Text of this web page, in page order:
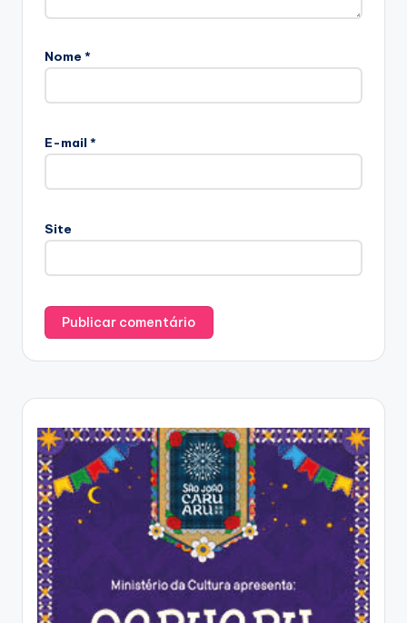
Nome *
E-mail *
Site